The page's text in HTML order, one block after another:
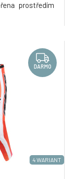
prostředím
4 WARIANT
DARMO